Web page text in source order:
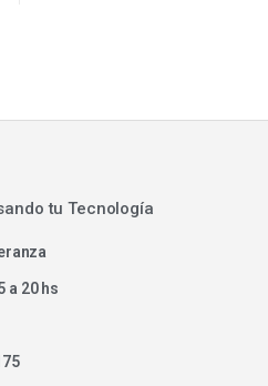
tu Tecnología
a 20 hs